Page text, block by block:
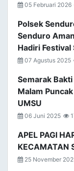
05 Februari 2026
Polsek
Senduro
Hadiri Festival
07 Agustus 2025
Semarak
Malam
UMSU
06 Juni 2025
APEL PAGI
KECAMATAN
25 November